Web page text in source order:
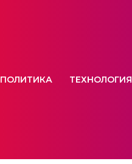
ПОЛИТИКА ТЕХНОЛОГИЯ